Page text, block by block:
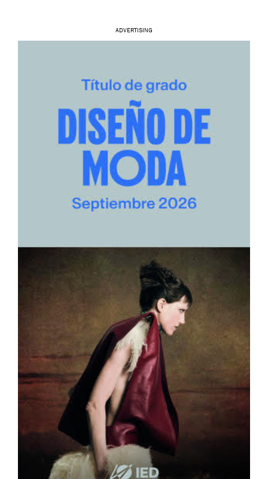
ADVERTISING